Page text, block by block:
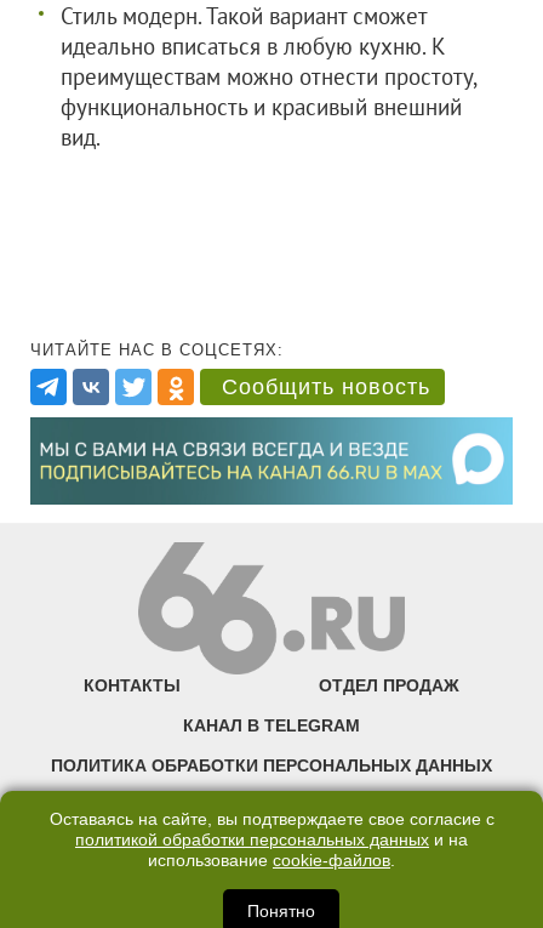
Стиль модерн. Такой вариант сможет
идеально вписаться в любую кухню. К
преимуществам можно отнести простоту,
функциональность и красивый внешний
вид.
ЧИТАЙТЕ НАС В СОЦСЕТЯХ:
Сообщить новость
КОНТАКТЫ ОТДЕЛ ПРОДАЖ
КАНАЛ В TELEGRAM
ПОЛИТИКА ОБРАБОТКИ ПЕРСОНАЛЬНЫХ ДАННЫХ
©2007—2025 66.RU. Воспроизведение, сообщение, доведение до всеобщего
правообладателя запрещено. Сетевое издание «Современный портал
Екатеринбурга — «66.ru» (18+) зарегистрировано Федеральной службой по
Оставаясь на сайте, вы подтверждаете свое согласие с
политикой обработки персональных данных и на
использование cookie-файлов.
Понятно